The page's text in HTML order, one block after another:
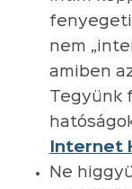
nem
amiben
Tegyünk
Internet
Ne